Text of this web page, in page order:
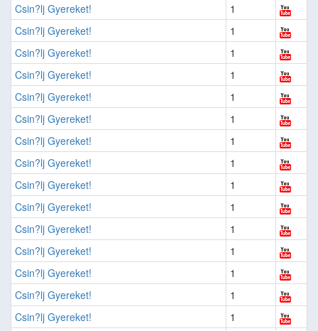
Csin?lj Gyereket!
1
Csin?lj Gyereket!
1
Csin?lj Gyereket!
1
Csin?lj Gyereket!
1
Csin?lj Gyereket!
1
Csin?lj Gyereket!
1
Csin?lj Gyereket!
1
Csin?lj Gyereket!
1
Csin?lj Gyereket!
1
Csin?lj Gyereket!
1
Csin?lj Gyereket!
1
Csin?lj Gyereket!
1
Csin?lj Gyereket!
1
Csin?lj Gyereket!
1
Csin?lj Gyereket!
1